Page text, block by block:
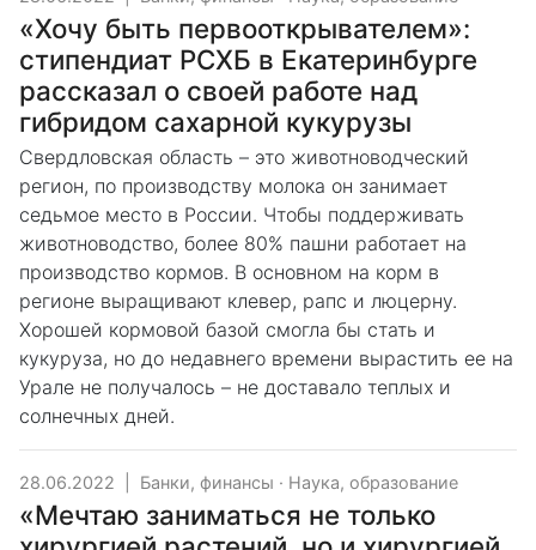
«Хочу быть первооткрывателем»:
стипендиат РСХБ в Екатеринбурге
рассказал о своей работе над
гибридом сахарной кукурузы
Свердловская область – это животноводческий
регион, по производству молока он занимает
седьмое место в России. Чтобы поддерживать
животноводство, более 80% пашни работает на
производство кормов. В основном на корм в
регионе выращивают клевер, рапс и люцерну.
Хорошей кормовой базой смогла бы стать и
кукуруза, но до недавнего времени вырастить ее на
Урале не получалось – не доставало теплых и
солнечных дней.
28.06.2022 Банки, финансы · Наука, образование
«Мечтаю заниматься не только